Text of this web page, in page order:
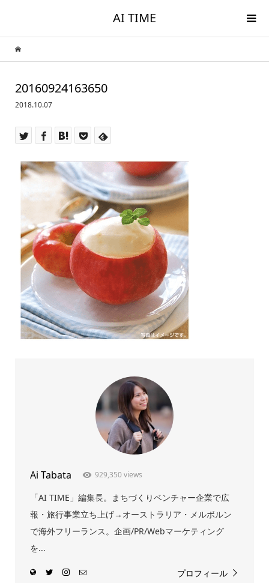
AI TIME
20160924163650
2018.10.07
Ai Tabata 929,350 views
「AI TIME」編集長。まちづくりベンチャー企業で広
報・旅行事業立ち上げ→オーストラリア・メルボルン
で海外フリーランス。企画/PR/Webマーケティング
を...
プロフィール